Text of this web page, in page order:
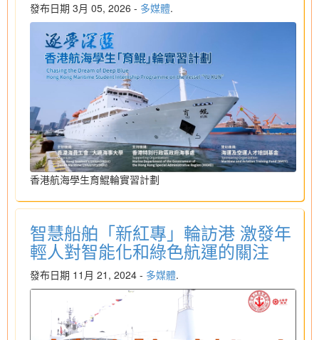
發布日期 3月 05, 2026 - 多媒體.
香港航海學生育鯤輪實習計劃
智慧船舶「新紅專」輪訪港 激發年
輕人對智能化和綠色航運的關注
發布日期 11月 21, 2024 - 多媒體.